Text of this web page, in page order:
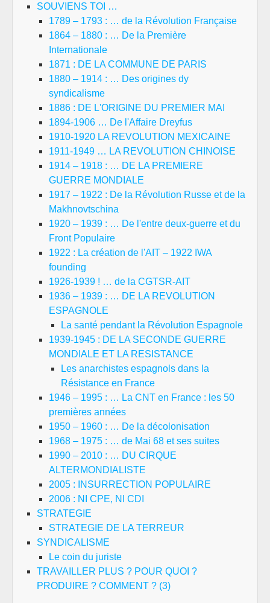
SOUVIENS TOI …
1789 – 1793 : … de la Révolution Française
1864 – 1880 : … De la Première
Internationale
1871 : DE LA COMMUNE DE PARIS
1880 – 1914 : … Des origines dy
syndicalisme
1886 : DE L'ORIGINE DU PREMIER MAI
1894-1906 … De l'Affaire Dreyfus
1910-1920 LA REVOLUTION MEXICAINE
1911-1949 … LA REVOLUTION CHINOISE
1914 – 1918 : … DE LA PREMIERE
GUERRE MONDIALE
1917 – 1922 : De la Révolution Russe et de la
Makhnovtschina
1920 – 1939 : … De l'entre deux-guerre et du
Front Populaire
1922 : La création de l'AIT – 1922 IWA
founding
1926-1939 ! … de la CGTSR-AIT
1936 – 1939 : … DE LA REVOLUTION
ESPAGNOLE
La santé pendant la Révolution Espagnole
1939-1945 : DE LA SECONDE GUERRE
MONDIALE ET LA RESISTANCE
Les anarchistes espagnols dans la
Résistance en France
1946 – 1995 : … La CNT en France : les 50
premières années
1950 – 1960 : … De la décolonisation
1968 – 1975 : … de Mai 68 et ses suites
1990 – 2010 : … DU CIRQUE
ALTERMONDIALISTE
2005 : INSURRECTION POPULAIRE
2006 : NI CPE, NI CDI
STRATEGIE
STRATEGIE DE LA TERREUR
SYNDICALISME
Le coin du juriste
TRAVAILLER PLUS ? POUR QUOI ?
PRODUIRE ? COMMENT ? (3)